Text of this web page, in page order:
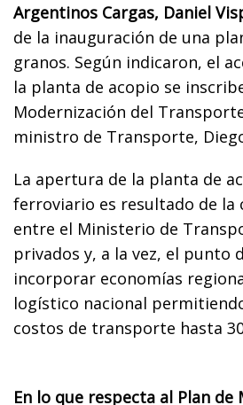
Argentinos Cargas, Daniel
de la inauguración de una
granos. Según indicaron, el
la planta de acopio se
Modernización del
ministro de Transporte,
La apertura de la planta de
ferroviario es resultado de la
entre el Ministerio de
privados y, a la vez, el punto
incorporar economías
logístico nacional
costos de transporte hasta
En lo que respecta al Plan de